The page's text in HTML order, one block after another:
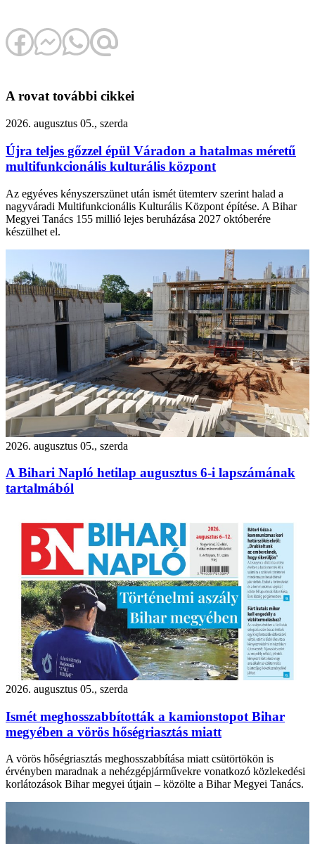
A rovat további cikkei
2026. augusztus 05., szerda
Újra teljes gőzzel épül Váradon a hatalmas méretű
multifunkcionális kulturális központ
Az egyéves kényszerszünet után ismét ütemterv szerint halad a
nagyváradi Multifunkcionális Kulturális Központ építése. A Bihar
Megyei Tanács 155 millió lejes beruházása 2027 októberére
készülhet el.
2026. augusztus 05., szerda
A Bihari Napló hetilap augusztus 6-i lapszámának
tartalmából
2026. augusztus 05., szerda
Ismét meghosszabbították a kamionstopot Bihar
megyében a vörös hőségriasztás miatt
A vörös hőségriasztás meghosszabbítása miatt csütörtökön is
érvényben maradnak a nehézgépjárművekre vonatkozó közlekedési
korlátozások Bihar megyei útjain – közölte a Bihar Megyei Tanács.